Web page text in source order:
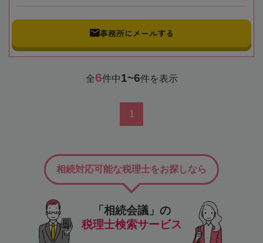
事務所にメールする
全6件中1~6件を表示
1
「相続会議」の
税理士検索サービス
相続対応可能な税理士をお探しなら